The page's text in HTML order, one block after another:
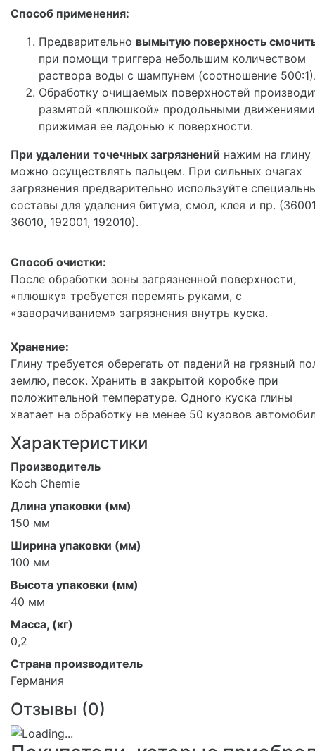
Способ применения:
Предварительно вымытую поверхность
при помощи триггера небольшим количеством
раствора воды с шампунем (соотношение
Обработку очищаемых поверхностей
размятой «плюшкой» продольными
прижимая ее ладонью к поверхности.
При удалении точечных загрязнений нажим на глину
можно осуществлять пальцем. При сильных очагах
загрязнения предварительно используйте
составы для удаления битума, смол, клея и пр.
36010, 192001, 192010).
Способ очистки:
После обработки зоны загрязненной поверхности,
«плюшку» требуется перемять руками, с
«заворачиванием» загрязнения внутрь куска.
Хранение:
Глину требуется оберегать от падений на грязный
землю, песок. Хранить в закрытой коробке при
положительной температуре. Одного куска глины
хватает на обработку не менее 50 кузовов
Характеристики
Производитель
Koch Chemie
Длина упаковки (мм)
150 мм
Ширина упаковки (мм)
100 мм
Высота упаковки (мм)
40 мм
Масса, (кг)
0,2
Страна производитель
Германия
Отзывы (0)